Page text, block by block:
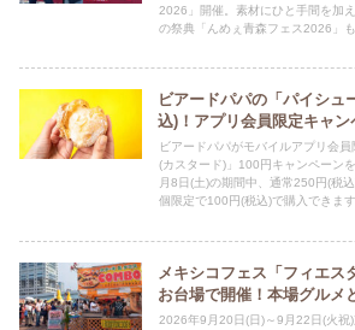
2026」開催。素材にひと手間を加
の祭典「んめぇ青森フェス2026」
ビアードパパの「パイシュ
込)！アプリ会員限定キャン
ビアードパパがモバイルアプリ会
(カスタード)」100円キャンペーン
月8日(土)の期間中、通常250円(税
個限定で100円(税込)で購入できます
メキシコフェス「フィエス
お台場で開催！本場グルメ
2026年9月20日(日)～9月22日(火祝